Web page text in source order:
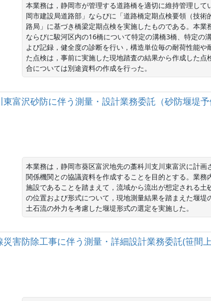
本業務は，静岡市が管理する道路橋を適切に維持管理し
岡市建設局道路部」ならびに「道路橋定期点検要領（技
路局」に基づき橋梁定期点検を実施したものである。本
ならびに駿河区内の16橋について特定の溝橋3橋、特定の
よび記録，健全度の診断を行い，構造単位毎の耐荷性能
た点検は，事前に実施した現地踏査の結果から作成した
合については別途資料の作成を行った。
富沢砂防に伴う測量・設計業務委託（砂防堰堤予
本業務は，静岡市葵区富沢地先の藁科川支川東富沢に計
関係機関との協議資料を作成することを目的とする。業
施設であることを踏まえて，流域から流出が想定される
の位置および形式について，現地測量結果を踏まえた堰
土石流の外力を考慮した堰堤形式の選定を実施した。
害防除工事に伴う測量・詳細設計業務委託(笹間